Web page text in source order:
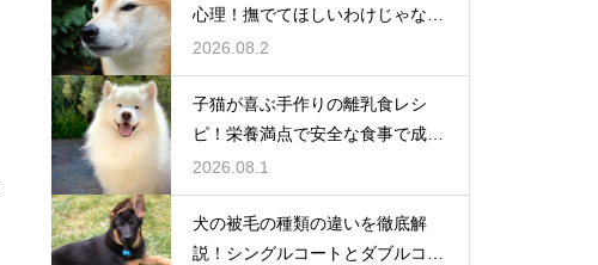
心理！撫でてほしいわけじゃな
い？
2026.08.2
子猫が喜ぶ手作りの離乳食レシ
ピ！栄養満点で安全な食事で成長
を応援
2026.08.1
犬の被毛の種類の違いを徹底解
説！シングルコートとダブルコー